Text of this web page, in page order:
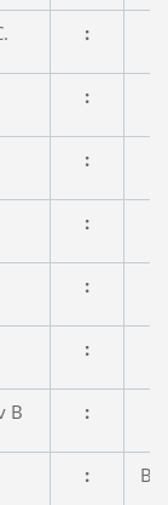
:
:
:
:
:
:
B :
: